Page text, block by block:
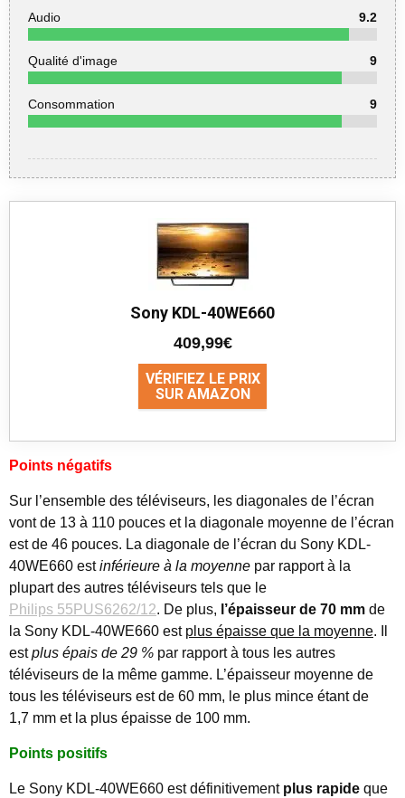
Audio 9.2
Qualité d'image 9
Consommation 9
Sony KDL-40WE660
409,99€
VÉRIFIEZ LE PRIX
SUR AMAZON
Points négatifs
Sur l’ensemble des téléviseurs, les diagonales de l’écran
vont de 13 à 110 pouces et la diagonale moyenne de l’écran
est de 46 pouces. La diagonale de l’écran du Sony KDL-
40WE660 estinférieure à la moyenne par rapport à la
plupart des autres téléviseurs tels que le
Philips 55PUS6262/12. De plus, l’épaisseur de 70 mm de
la Sony KDL-40WE660 est plus épaisse que la moyenne. Il
estplus épais de 29 % par rapport à tous les autres
téléviseurs de la même gamme. L’épaisseur moyenne de
tous les téléviseurs est de 60 mm, le plus mince étant de
1,7 mm et la plus épaisse de 100 mm.
Points positifs
Le Sony KDL-40WE660 est définitivement plus rapide que